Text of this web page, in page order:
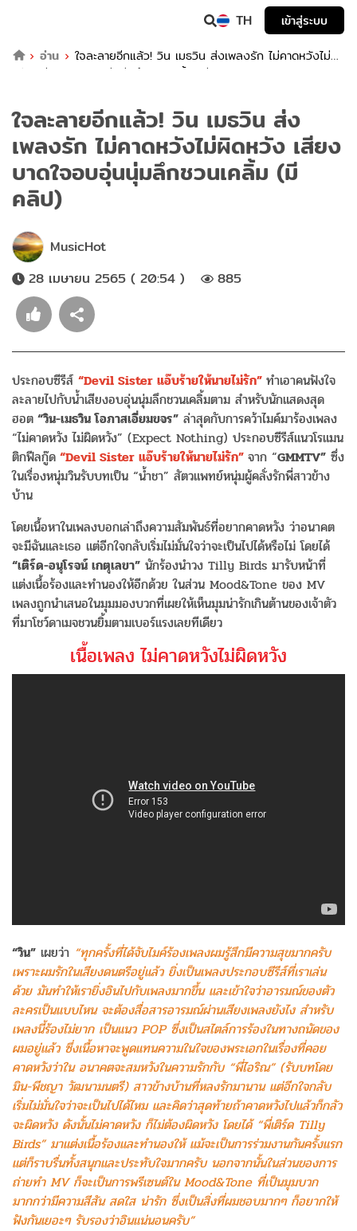
TH
เข้าสู่ระบบ
อ่าน
ใจละลายอีกแล้ว! วิน เมธวิน ส่งเพลงรัก ไม่คาดหวังไม่ผิด
หวัง เสียงบาดใจอบอุ่นนุ่มลึกชวนเคลิ้ม (มีคลิป)
ใจละลายอีกแล้ว! วิน เมธวิน ส่ง
เพลงรัก ไม่คาดหวังไม่ผิดหวัง เสียง
บาดใจอบอุ่นนุ่มลึกชวนเคลิ้ม (มี
คลิป)
MusicHot
28 เมษายน 2565 ( 20:54 )
885
ประกอบซีรีส์ “Devil Sister แอ๊บร้ายให้นายไม่รัก” ทำเอาคนฟังใจ
ละลายไปกับน้ำเสียงอบอุ่นนุ่มลึกชวนเคลิ้มตาม สำหรับนักแสดงสุด
ฮอต “วิน-เมธวิน โอภาสเอี่ยมขจร” ล่าสุดกับการคว้าไมค์มาร้องเพลง
“ไม่คาดหวัง ไม่ผิดหวัง” (Expect Nothing) ประกอบซีรีส์แนวโรแมน
ติกฟีลกู๊ด “Devil Sister แอ๊บร้ายให้นายไม่รัก” จาก “GMMTV” ซึ่ง
ในเรื่องหนุ่มวินรับบทเป็น “น้ำชา” สัตวแพทย์หนุ่มผู้คลั่งรักพี่สาวข้าง
บ้าน
โดยเนื้อหาในเพลงบอกเล่าถึงความสัมพันธ์ที่อยากคาดหวัง ว่าอนาคต
จะมีฉันและเธอ แต่อีกใจกลับเริ่มไม่มั่นใจว่าจะเป็นไปได้หรือไม่ โดยได้
“เติร์ด-อนุโรจน์ เกตุเลขา” นักร้องนำวง Tilly Birds มารับหน้าที่
แต่งเนื้อร้องและทำนองให้อีกด้วย ในส่วน Mood&Tone ของ MV
เพลงถูกนำเสนอในมุมมองบวกที่เผยให้เห็นมุมน่ารักเกินต้านของเจ้าตัว
ที่มาโชว์ดาเมจชวนยิ้มตามเบอร์แรงเลยทีเดียว
เนื้อเพลง ไม่คาดหวังไม่ผิดหวัง
“วิน” เผยว่า “ทุกครั้งที่ได้จับไมค์ร้องเพลงผมรู้สึกมีความสุขมากครับ
เพราะผมรักในเสียงดนตรีอยู่แล้ว ยิ่งเป็นเพลงประกอบซีรีส์ที่เราเล่น
ด้วย มันทำให้เรายิ่งอินไปกับเพลงมากขึ้น และเข้าใจว่าอารมณ์ของตัว
ละครเป็นแบบไหน จะต้องสื่อสารอารมณ์ผ่านเสียงเพลงยังไง สำหรับ
เพลงนี้ร้องไม่ยาก เป็นแนว POP ซึ่งเป็นสไตล์การร้องในทางถนัดของ
ผมอยู่แล้ว ซึ่งเนื้อหาจะพูดแทนความในใจของพระเอกในเรื่องที่คอย
คาดหวังว่าใน อนาคตจะสมหวังในความรักกับ “พี่ไอริณ” (รับบทโดย
มิน-พีชญา วัฒนามนตรี) สาวข้างบ้านที่หลงรักมานาน แต่อีกใจกลับ
เริ่มไม่มั่นใจว่าจะเป็นไปได้ไหม และคิดว่าสุดท้ายถ้าคาดหวังไปแล้วก็กลัว
จะผิดหวัง ดังนั้นไม่คาดหวัง ก็ไม่ต้องผิดหวัง โดยได้ “พี่เติร์ด Tilly
Birds” มาแต่งเนื้อร้องและทำนองให้ แม้จะเป็นการร่วมงานกันครั้งแรก
แต่ก็ราบรื่นทั้งสนุกและประทับใจมากครับ นอกจากนั้นในส่วนของการ
ถ่ายทำ MV ก็จะเป็นการพรีเซนต์ใน Mood&Tone ที่เป็นมุมบวก
มากกว่ามีความสีสัน สดใส น่ารัก ซึ่งเป็นสิ่งที่ผมชอบมากๆ ก็อยากให้
ฟังกันเยอะๆ รับรองว่าอินแน่นอนครับ”